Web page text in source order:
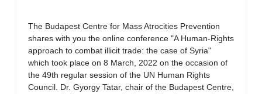
The Budapest Centre for Mass Atrocities Prevention
shares with you the online conference "A Human-Rights
approach to combat illicit trade: the case of Syria"
which took place on 8 March, 2022 on the occasion of
the 49th regular session of the UN Human Rights
Council. Dr. Gyorgy Tatar, chair of the Budapest Centre,